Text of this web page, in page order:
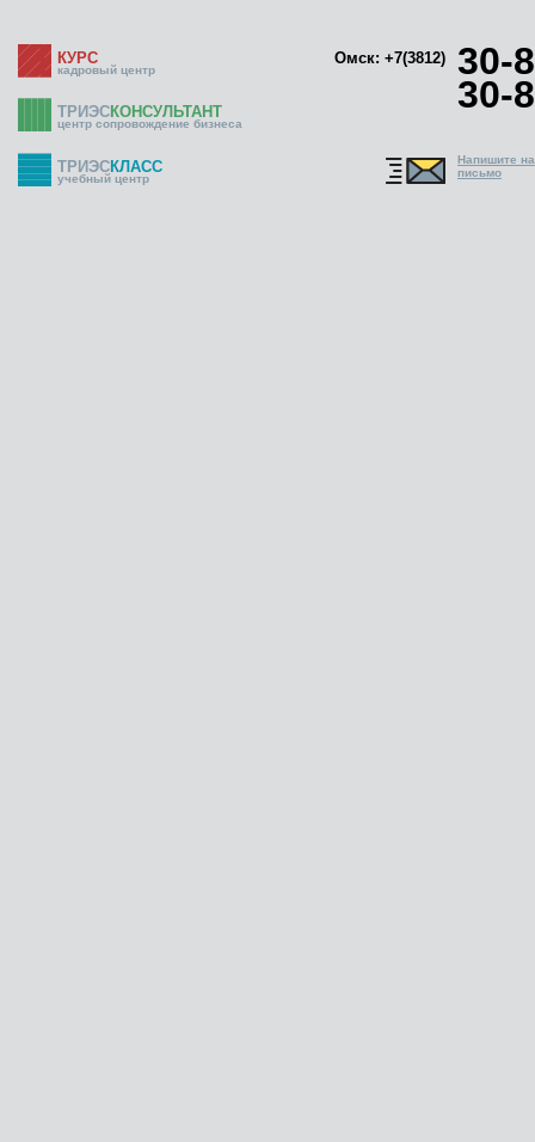
КУРС
кадровый центр
Омск: +7(3812) 30-
30-
ТРИЭСКОНСУЛЬТАНТ
центр сопровождение бизнеса
ТРИЭСКЛАСС
учебный центр
Напишите
письмо